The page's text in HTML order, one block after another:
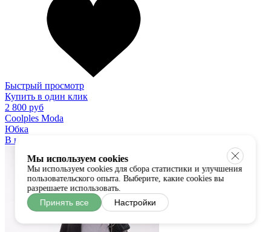
Быстрый просмотр
Купить в один клик
2 800 руб
Coolples Moda
Юбка
В наличии:
Мы используем cookies
Мы используем cookies для сбора статистики и улучшения
пользовательского опыта. Выберите, какие cookies вы
разрешаете использовать.
Принять все Настройки